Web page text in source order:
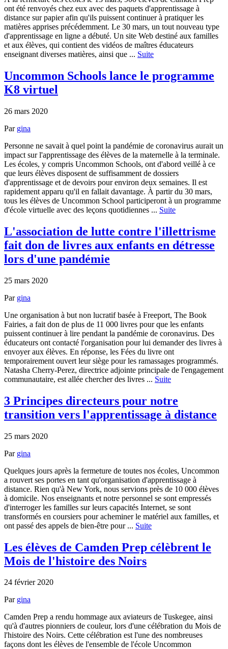
ont été renvoyés chez eux avec des paquets d'apprentissage à
distance sur papier afin qu'ils puissent continuer à pratiquer les
matières apprises précédemment. Le 30 mars, un tout nouveau type
d'apprentissage en ligne a débuté. Un site Web destiné aux familles
et aux élèves, qui contient des vidéos de maîtres éducateurs
enseignant diverses matières, ainsi que ... Suite
Uncommon Schools lance le programme
K8 virtuel
26 mars 2020
Par gina
Personne ne savait à quel point la pandémie de coronavirus aurait un
impact sur l'apprentissage des élèves de la maternelle à la terminale.
Les écoles, y compris Uncommon Schools, ont d'abord veillé à ce
que leurs élèves disposent de suffisamment de dossiers
d'apprentissage et de devoirs pour environ deux semaines. Il est
rapidement apparu qu'il en fallait davantage. À partir du 30 mars,
tous les élèves de Uncommon School participeront à un programme
d'école virtuelle avec des leçons quotidiennes ... Suite
L'association de lutte contre l'illettrisme
fait don de livres aux enfants en détresse
lors d'une pandémie
25 mars 2020
Par gina
Une organisation à but non lucratif basée à Freeport, The Book
Fairies, a fait don de plus de 11 000 livres pour que les enfants
puissent continuer à lire pendant la pandémie de coronavirus. Des
éducateurs ont contacté l'organisation pour lui demander des livres à
envoyer aux élèves. En réponse, les Fées du livre ont
temporairement ouvert leur siège pour les ramassages programmés.
Natasha Cherry-Perez, directrice adjointe principale de l'engagement
communautaire, est allée chercher des livres ... Suite
3 Principes directeurs pour notre
transition vers l'apprentissage à distance
25 mars 2020
Par gina
Quelques jours après la fermeture de toutes nos écoles, Uncommon
a rouvert ses portes en tant qu'organisation d'apprentissage à
distance. Rien qu'à New York, nous servions près de 10 000 élèves
à domicile. Nos enseignants et notre personnel se sont empressés
d'interroger les familles sur leurs capacités Internet, se sont
transformés en coursiers pour acheminer le matériel aux familles, et
ont passé des appels de bien-être pour ... Suite
Les élèves de Camden Prep célèbrent le
Mois de l'histoire des Noirs
24 février 2020
Par gina
Camden Prep a rendu hommage aux aviateurs de Tuskegee, ainsi
qu'à d'autres pionniers de couleur, lors d'une célébration du Mois de
l'histoire des Noirs. Cette célébration est l'une des nombreuses
façons dont les élèves de l'ensemble de l'école Uncommon